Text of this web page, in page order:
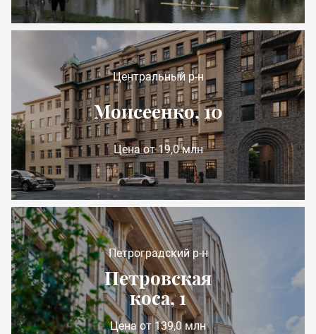
Центральный р-н
Моисеенко, 10
Цена от 19,0 млн
Петроградский р-н
Петровская
коса, 1
Цена от 139,0 млн